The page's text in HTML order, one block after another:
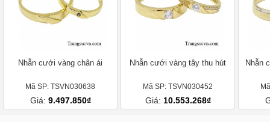
Nhẫn cưới vàng chân ái
Mã SP: TSVN030638
Giá: 9.497.850₫
Nhẫn cưới vàng tây thu hút
Mã SP: TSVN030452
Giá: 10.553.268₫
Nhẫn